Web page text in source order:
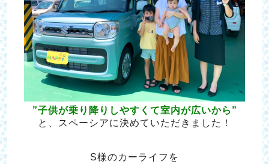
”子供が乗り降りしやすくて室内が広いから”
と、
スペーシアに決めていただきました！
S様のカーライフを